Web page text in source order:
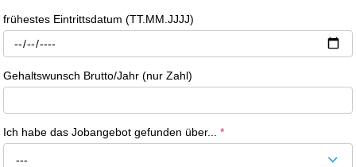
frühestes Eintrittsdatum (TT.MM.JJJJ)
Gehaltswunsch Brutto/Jahr (nur Zahl)
Ich habe das Jobangebot gefunden über...*
---